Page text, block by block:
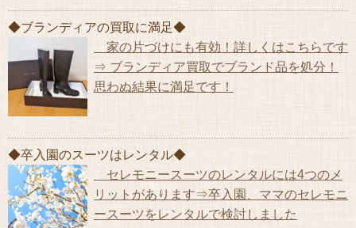
◆ブランディアの買取に満足◆
家の片づけにも有効！詳しくはこちらです
⇒ ブランディア買取でブランド品を処分！
思わぬ結果に満足です！
◆卒入園のスーツはレンタル◆
セレモニースーツのレンタルには4つのメ
リットがあります⇒卒入園、ママのセレモニ
ースーツをレンタルで検討しました